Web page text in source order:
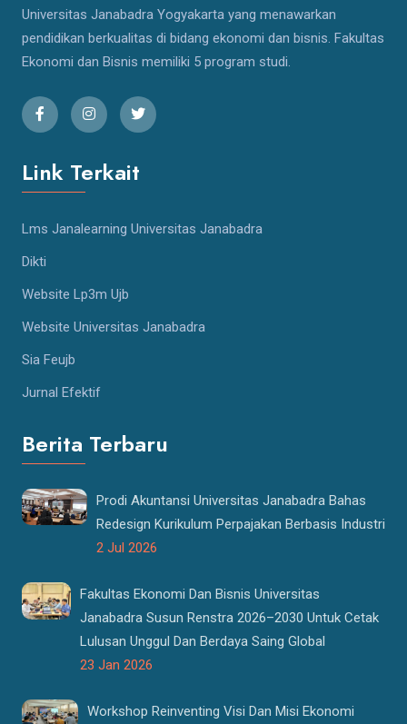
Universitas Janabadra Yogyakarta yang menawarkan
pendidikan berkualitas di bidang ekonomi dan bisnis. Fakultas
Ekonomi dan Bisnis memiliki 5 program studi.
Link Terkait
Lms Janalearning Universitas Janabadra
Dikti
Website Lp3m Ujb
Website Universitas Janabadra
Sia Feujb
Jurnal Efektif
Berita Terbaru
Prodi Akuntansi Universitas Janabadra Bahas
Redesign Kurikulum Perpajakan Berbasis Industri
2 Jul 2026
Fakultas Ekonomi Dan Bisnis Universitas
Janabadra Susun Renstra 2026–2030 Untuk Cetak
Lulusan Unggul Dan Berdaya Saing Global
23 Jan 2026
Workshop Reinventing Visi Dan Misi Ekonomi